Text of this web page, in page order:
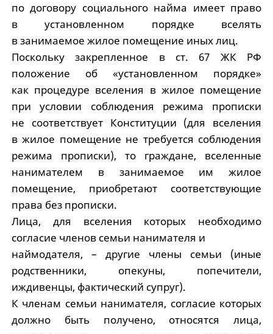
по договору социального найма имеет право
в установленном порядке вселять
в занимаемое жилое помещение иных лиц.
Поскольку закрепленное в ст. 67 ЖК РФ
положение об «установленном порядке»
как процедуре вселения в жилое помещение
при условии соблюдения режима прописки
не соответствует Конституции (для вселения
в жилое помещение не требуется соблюдения
режима прописки), то граждане, вселенные
нанимателем в занимаемое им жилое
помещение, приобретают соответствующие
права без прописки.
Лица, для вселения которых необходимо
согласие членов семьи нанимателя и
наймодателя, – другие члены семьи (иные
родственники, опекуны, попечители,
иждивенцы, фактический супруг).
К членам семьи нанимателя, согласие которых
должно быть получено, относятся лица,